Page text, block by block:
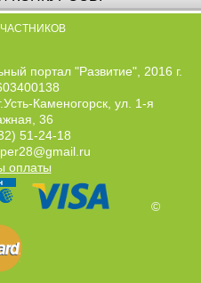
портал "Развитие", 2016 г.
Каменогорск, ул. 1-я
36
51-24-18
оплаты
©